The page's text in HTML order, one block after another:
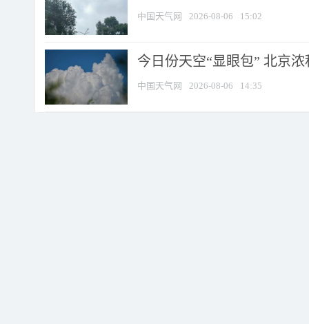
中国天气网 2026-08-06 15:02
今日份天空“显眼包” 北京
中国天气网 2026-08-06 14:35